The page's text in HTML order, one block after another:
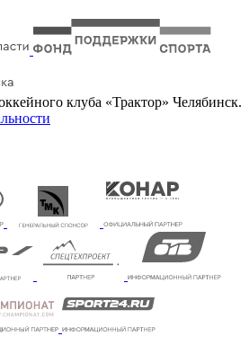
клуба «Трактор» Челябинск.